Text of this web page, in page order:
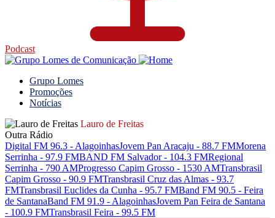
Podcast
Grupo Lomes
Promoções
Notícias
Lauro de Freitas
Outra Rádio
Digital FM 96.3 - AlagoinhasJovem Pan Aracaju - 88.7 FMMorena
Serrinha - 97.9 FMBAND FM Salvador - 104.3 FMRegional
Serrinha - 790 AMProgresso Capim Grosso - 1530 AMTransbrasil
Capim Grosso - 90.9 FMTransbrasil Cruz das Almas - 93.7
FMTransbrasil Euclides da Cunha - 95.7 FMBand FM 90.5 - Feira
de SantanaBand FM 91.9 - AlagoinhasJovem Pan Feira de Santana
- 100.9 FMTransbrasil Feira - 99.5 FM